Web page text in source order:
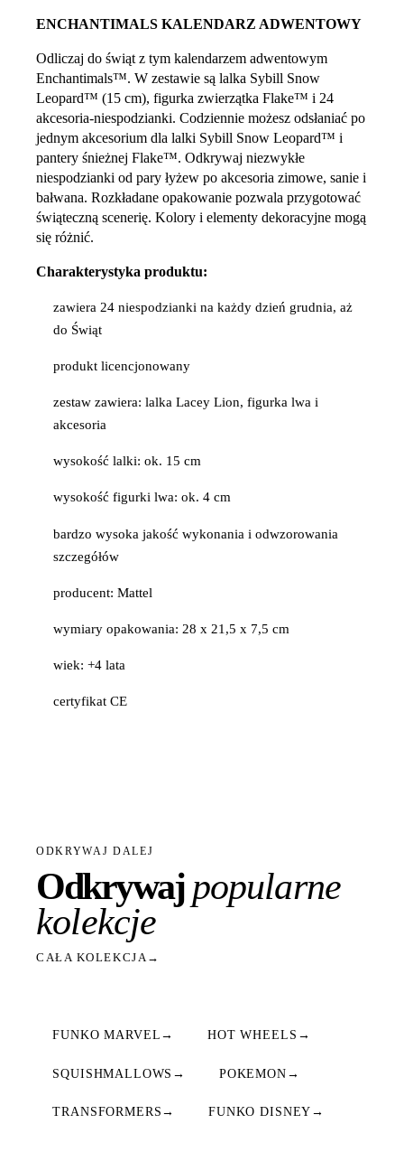
ENCHANTIMALS KALENDARZ ADWENTOWY
Odliczaj do świąt z tym kalendarzem adwentowym
Enchantimals™. W zestawie są lalka Sybill Snow
Leopard™ (15 cm), figurka zwierzątka Flake™ i 24
akcesoria-niespodzianki. Codziennie możesz odsłaniać po
jednym akcesorium dla lalki Sybill Snow Leopard™ i
pantery śnieżnej Flake™. Odkrywaj niezwykłe
niespodzianki od pary łyżew po akcesoria zimowe, sanie i
bałwana. Rozkładane opakowanie pozwala przygotować
świąteczną scenerię. Kolory i elementy dekoracyjne mogą
się różnić.
Charakterystyka produktu:
zawiera 24 niespodzianki na każdy dzień grudnia, aż
do Świąt
produkt licencjonowany
zestaw zawiera: lalka Lacey Lion, figurka lwa i
akcesoria
wysokość lalki: ok. 15 cm
wysokość figurki lwa: ok. 4 cm
bardzo wysoka jakość wykonania i odwzorowania
szczegółów
producent: Mattel
wymiary opakowania: 28 x 21,5 x 7,5 cm
wiek: +4 lata
certyfikat CE
ODKRYWAJ DALEJ
Odkrywajpopularne
kolekcje
CAŁA KOLEKCJA→
FUNKO MARVEL → HOT WHEELS →
SQUISHMALLOWS → POKEMON →
TRANSFORMERS → FUNKO DISNEY →